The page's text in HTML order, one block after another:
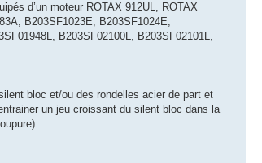
d’un moteur ROTAX 912UL, ROTAX
B203SF1023E, B203SF1024E,
B203SF02100L, B203SF02101L,
bloc et/ou des rondelles acier de part et
un jeu croissant du silent bloc dans la